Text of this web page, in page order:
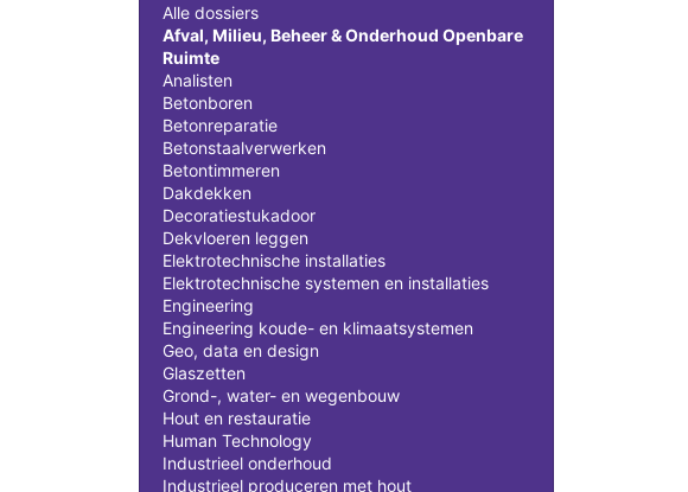
Alle dossiers
Afval, Milieu, Beheer & Onderhoud Openbare
Ruimte
Analisten
Betonboren
Betonreparatie
Betonstaalverwerken
Betontimmeren
Dakdekken
Decoratiestukadoor
Dekvloeren leggen
Elektrotechnische installaties
Elektrotechnische systemen en installaties
Engineering
Engineering koude- en klimaatsystemen
Geo, data en design
Glaszetten
Grond-, water- en wegenbouw
Hout en restauratie
Human Technology
Industrieel onderhoud
Industrieel produceren met hout